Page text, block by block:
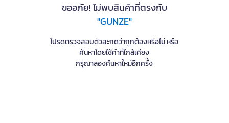
ขออภัย! ไม่พบสินค้าที่ตรงกับ
"GUNZE"
โปรดตรวจสอบตัวสะกดว่าถูกต้องหรือไม่ หรือ
ค้นหาโดยใช้คำที่ใกล้เคียง
กรุณาลองค้นหาใหม่อีกครั้ง